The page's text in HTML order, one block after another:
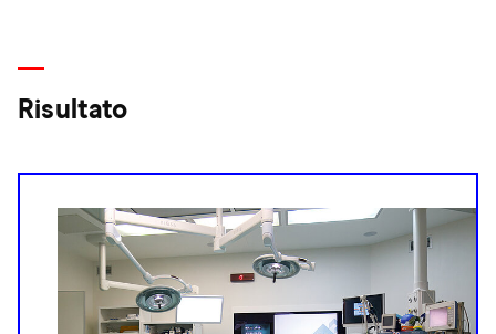
Risultato